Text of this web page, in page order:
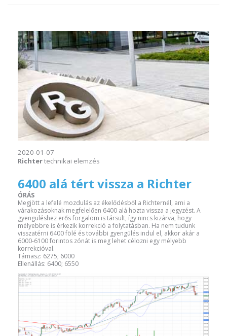
2020-01-07
Richtertechnikai elemzés
6400 alá tért vissza a Richter
ÓRÁS
Megjött a lefelé mozdulás az ékelődésből a Richternél, ami a
várakozásoknak megfelelően 6400 alá hozta vissza a jegyzést. A
gyengüléshez erős forgalom is társult, így nincs kizárva, hogy
mélyebbre is érkezik korrekció a folytatásban. Ha nem tudunk
visszatérni 6400 fölé és további gyengülés indul el, akkor akár a
6000-6100 forintos zónát is meg lehet célozni egy mélyebb
korrekcióval.
Támasz: 6275; 6000
Ellenállás: 6400; 6550